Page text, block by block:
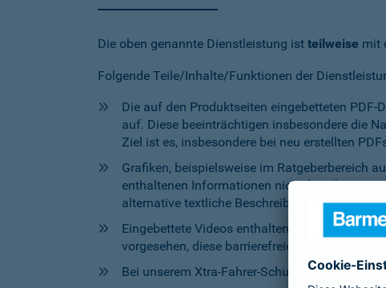
Die oben genannte Dienstleistung ist teilweise mit
Folgende Teile/Inhalte/Funktionen der
Die auf den Produktseiten eingebetteten
auf. Diese beeinträchtigen insbesondere die
Ziel ist es, insbesondere bei neu erstellten
Grafiken, beispielsweise im Ratgeberbereich
enthaltenen Informationen nicht für alle
alternative textliche Beschreibungen zur
Eingebettete Videos enthalten aktuell weder
vorgesehen, diese barrierefreien Elemente
Bei unserem Xtra-Fahrer-Schutz kann die